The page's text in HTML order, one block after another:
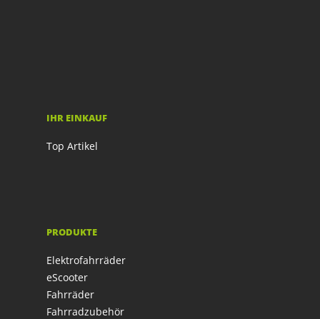
IHR EINKAUF
Top Artikel
PRODUKTE
Elektrofahrräder
eScooter
Fahrräder
Fahrradzubehör